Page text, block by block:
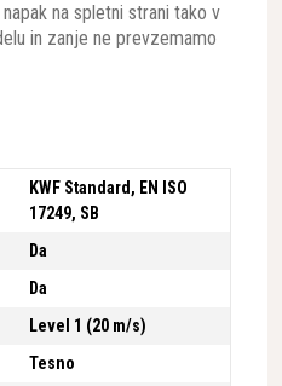
na spletni strani tako v
in zanje ne prevzemamo
KWF Standard, EN ISO
17249, SB
Da
Da
Level 1 (20 m/s)
Tesno